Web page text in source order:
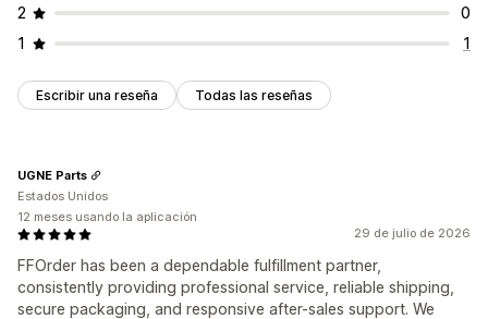
2
0
1
1
Escribir una reseña Todas las reseñas
29 de julio de 2026
FFOrder has been a dependable fulfillment partner,
consistently providing professional service, reliable shipping,
secure packaging, and responsive after-sales support. We
UGNE Parts
Estados Unidos
12 meses usando la aplicación